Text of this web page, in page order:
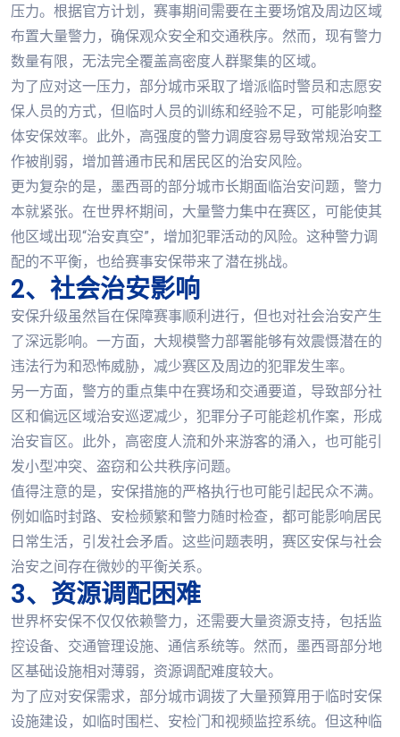
压力。根据官方计划，赛事期间需要在主要场馆及周边区域
布置大量警力，确保观众安全和交通秩序。然而，现有警力
数量有限，无法完全覆盖高密度人群聚集的区域。
为了应对这一压力，部分城市采取了增派临时警员和志愿安
保人员的方式，但临时人员的训练和经验不足，可能影响整
体安保效率。此外，高强度的警力调度容易导致常规治安工
作被削弱，增加普通市民和居民区的治安风险。
更为复杂的是，墨西哥的部分城市长期面临治安问题，警力
本就紧张。在世界杯期间，大量警力集中在赛区，可能使其
他区域出现“治安真空”，增加犯罪活动的风险。这种警力调
配的不平衡，也给赛事安保带来了潜在挑战。
2、社会治安影响
安保升级虽然旨在保障赛事顺利进行，但也对社会治安产生
了深远影响。一方面，大规模警力部署能够有效震慑潜在的
违法行为和恐怖威胁，减少赛区及周边的犯罪发生率。
另一方面，警方的重点集中在赛场和交通要道，导致部分社
区和偏远区域治安巡逻减少，犯罪分子可能趁机作案，形成
治安盲区。此外，高密度人流和外来游客的涌入，也可能引
发小型冲突、盗窃和公共秩序问题。
值得注意的是，安保措施的严格执行也可能引起民众不满。
例如临时封路、安检频繁和警力随时检查，都可能影响居民
日常生活，引发社会矛盾。这些问题表明，赛区安保与社会
治安之间存在微妙的平衡关系。
3、资源调配困难
世界杯安保不仅仅依赖警力，还需要大量资源支持，包括监
控设备、交通管理设施、通信系统等。然而，墨西哥部分地
区基础设施相对薄弱，资源调配难度较大。
为了应对安保需求，部分城市调拨了大量预算用于临时安保
设施建设，如临时围栏、安检门和视频监控系统。但这种临